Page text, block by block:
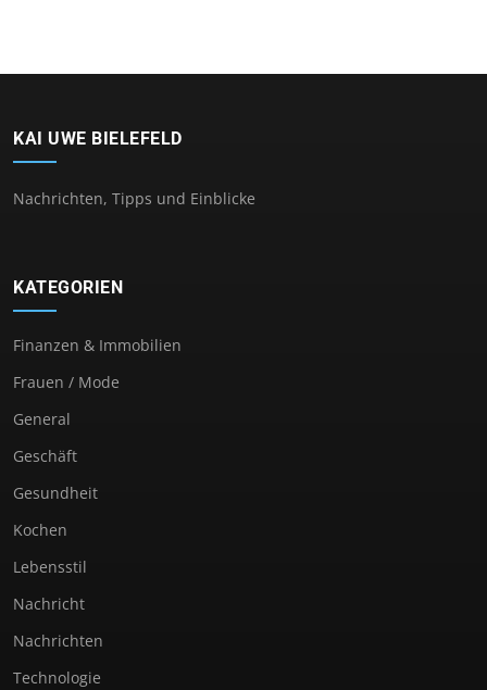
KAI UWE BIELEFELD
Nachrichten, Tipps und Einblicke
KATEGORIEN
Finanzen & Immobilien
Frauen / Mode
General
Geschäft
Gesundheit
Kochen
Lebensstil
Nachricht
Nachrichten
Technologie